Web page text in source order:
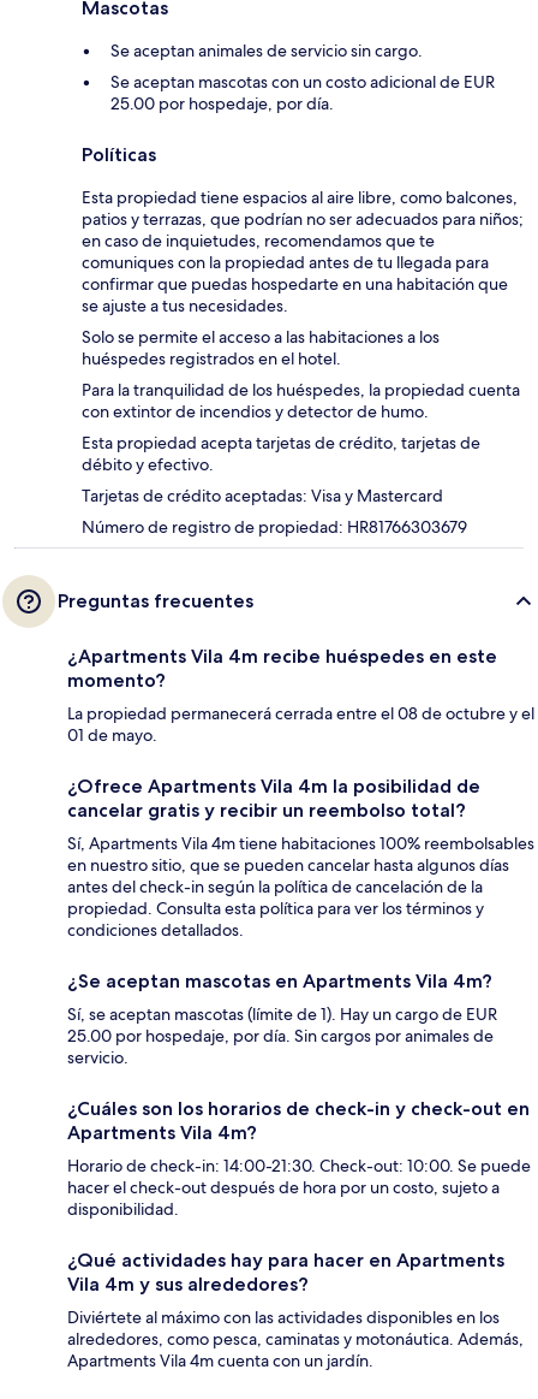
Mascotas
Se aceptan animales de servicio sin cargo.
Se aceptan mascotas con un costo adicional de EUR
25.00 por hospedaje, por día.
Políticas
Esta propiedad tiene espacios al aire libre, como balcones,
patios y terrazas, que podrían no ser adecuados para niños;
en caso de inquietudes, recomendamos que te
comuniques con la propiedad antes de tu llegada para
confirmar que puedas hospedarte en una habitación que
se ajuste a tus necesidades.
Solo se permite el acceso a las habitaciones a los
huéspedes registrados en el hotel.
Para la tranquilidad de los huéspedes, la propiedad cuenta
con extintor de incendios y detector de humo.
Esta propiedad acepta tarjetas de crédito, tarjetas de
débito y efectivo.
Tarjetas de crédito aceptadas: Visa y Mastercard
Número de registro de propiedad: HR81766303679
Preguntas frecuentes
¿Apartments Vila 4m recibe huéspedes en este
momento?
La propiedad permanecerá cerrada entre el 08 de octubre y el
01 de mayo.
¿Ofrece Apartments Vila 4m la posibilidad de
cancelar gratis y recibir un reembolso total?
Sí, Apartments Vila 4m tiene habitaciones 100% reembolsables
en nuestro sitio, que se pueden cancelar hasta algunos días
antes del check-in según la política de cancelación de la
propiedad. Consulta esta política para ver los términos y
condiciones detallados.
¿Se aceptan mascotas en Apartments Vila 4m?
Sí, se aceptan mascotas (límite de 1). Hay un cargo de EUR
25.00 por hospedaje, por día. Sin cargos por animales de
servicio.
¿Cuáles son los horarios de check-in y check-out en
Apartments Vila 4m?
Horario de check-in: 14:00-21:30. Check-out: 10:00. Se puede
hacer el check-out después de hora por un costo, sujeto a
disponibilidad.
¿Qué actividades hay para hacer en Apartments
Vila 4m y sus alrededores?
Diviértete al máximo con las actividades disponibles en los
alrededores, como pesca, caminatas y motonáutica. Además,
Apartments Vila 4m cuenta con un jardín.